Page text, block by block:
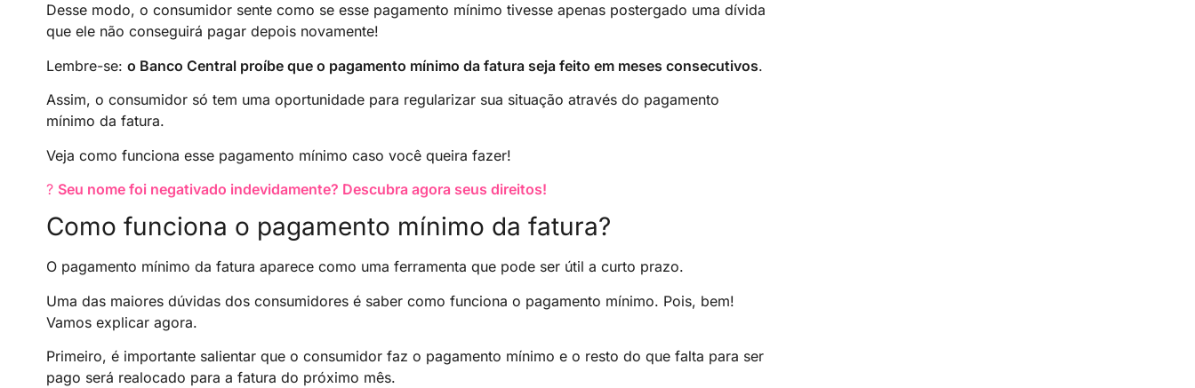
Desse modo, o consumidor sente como se esse pagamento mínimo tivesse apenas postergado uma dívida
que ele não conseguirá pagar depois novamente!
Lembre-se: o Banco Central proíbe que o pagamento mínimo da fatura seja feito em meses consecutivos.
Assim, o consumidor só tem uma oportunidade para regularizar sua situação através do pagamento
mínimo da fatura.
Veja como funciona esse pagamento mínimo caso você queira fazer!
? Seu nome foi negativado indevidamente? Descubra agora seus direitos!
Como funciona o pagamento mínimo da fatura?
O pagamento mínimo da fatura aparece como uma ferramenta que pode ser útil a curto prazo.
Uma das maiores dúvidas dos consumidores é saber como funciona o pagamento mínimo. Pois, bem!
Vamos explicar agora.
Primeiro, é importante salientar que o consumidor faz o pagamento mínimo e o resto do que falta para ser
pago será realocado para a fatura do próximo mês.